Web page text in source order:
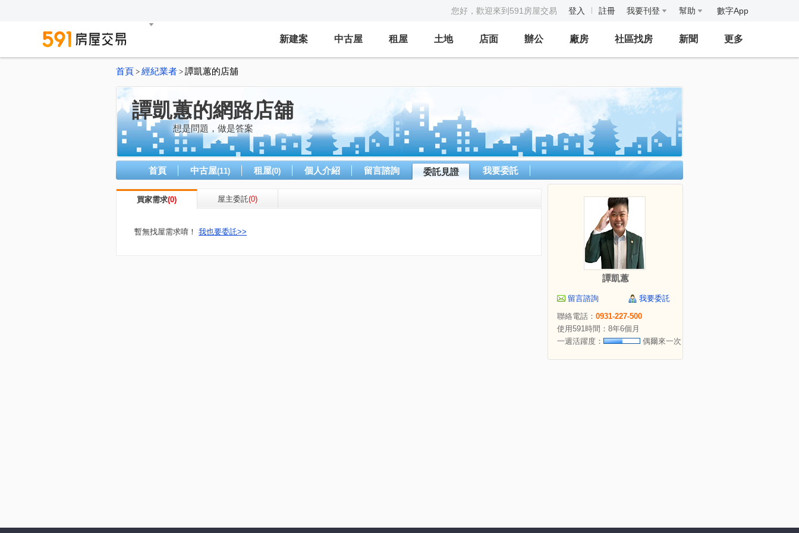
您好，歡迎來到591房屋交易 登入 註冊 我要刊登 幫助 數字App
新建案 中古屋 租屋 土地 店面 辦公 廠房 社區找房 新聞 更多
首頁 > 經紀業者 > 譚凱蕙的店舖
譚凱蕙的網路店舖
想是問題，做是答案
首頁 中古屋(11) 租屋(0) 個人介紹 留言諮詢 委託見證 我要委託
買家需求(0) 屋主委託(0)
暫無找屋需求唷！ 我也要委託>>
譚凱蕙
留言諮詢
我要委託
聯絡電話： 0931-227-500
使用591時間：8年6個月
一週活躍度：
偶爾來一次